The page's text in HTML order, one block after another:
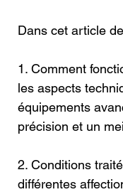
Dans cet article
1. Comment
les aspects
équipements
précision et un
2. Conditions
différentes